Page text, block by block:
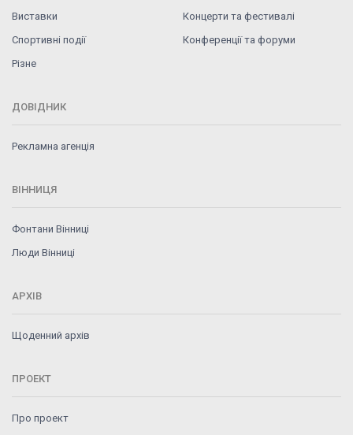
Виставки
Концерти та фестивалі
Спортивні події
Конференції та форуми
Різне
ДОВІДНИК
Рекламна агенція
ВІННИЦЯ
Фонтани Вінниці
Люди Вінниці
АРХІВ
Щоденний архів
ПРОЕКТ
Про проект